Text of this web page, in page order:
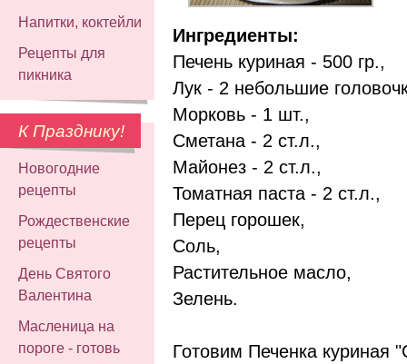
Напитки, коктейли
Рецепты для
пикника
К Празднику!
Новогодние
рецепты
Рождественские
рецепты
День Святого
Валентина
Масленица на
пороге - готовь
Ингредиенты:
Печень куриная - 500 гр.,
Лук - 2 небольшие
Морковь - 1 шт.,
Сметана - 2 ст.л.,
Майонез - 2 ст.л.,
Томатная паста - 2 ст.л.,
Перец горошек,
Соль,
Растительное масло,
Зелень.
Готовим Печенка куриная